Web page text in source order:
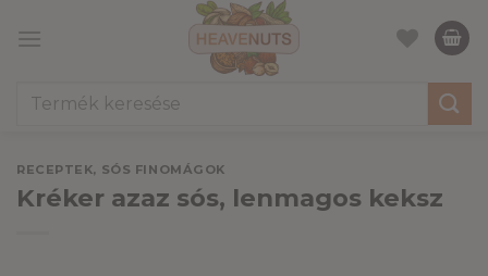
Keresés
RECEPTEK, SÓS FINOMÁGOK
Kréker azaz sós, lenmagos keksz